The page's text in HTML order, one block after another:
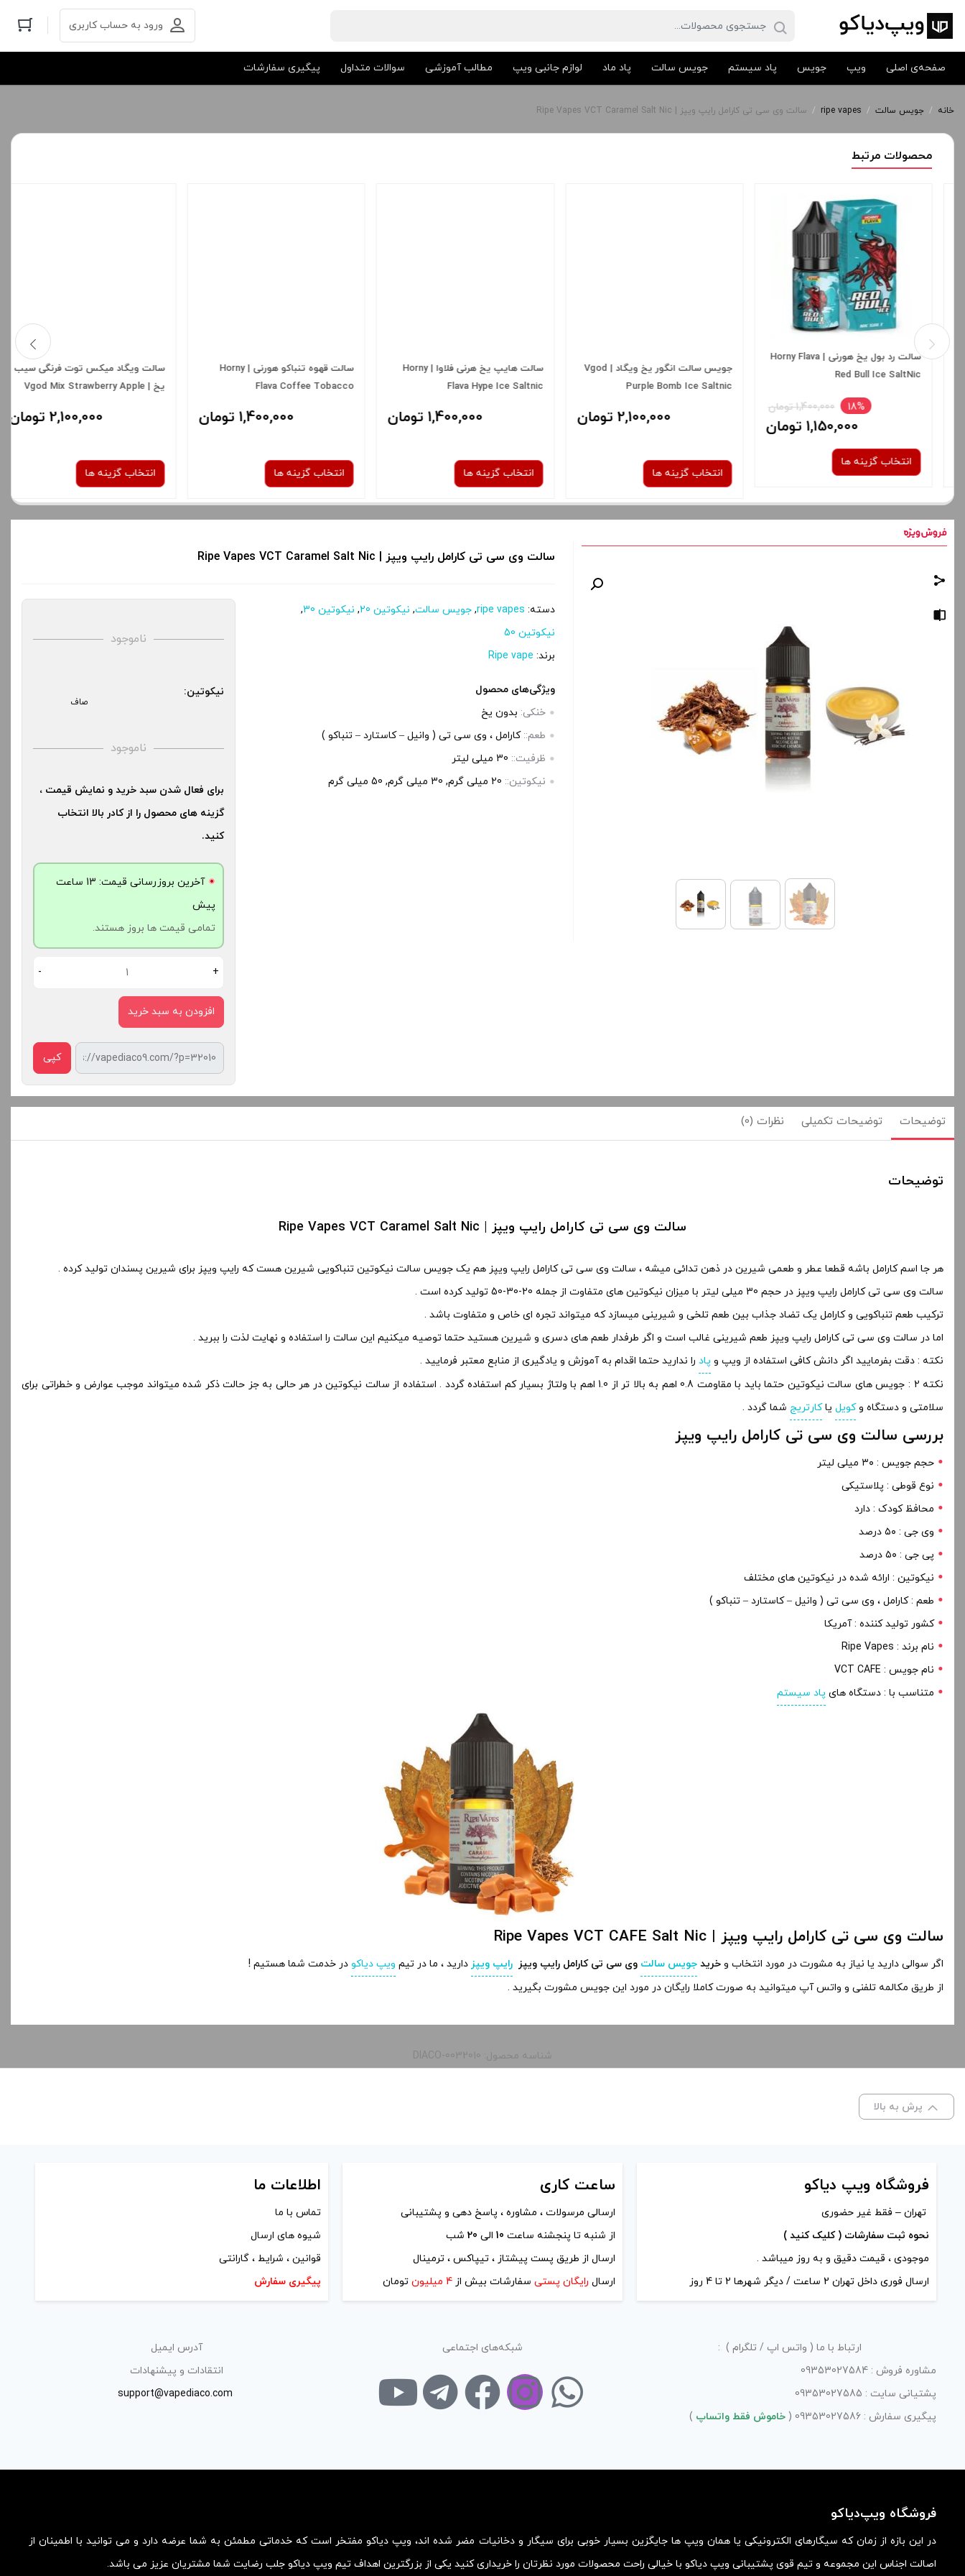
ورود به حساب کاربری
صفحه‌ی اصلی ویپ جویس پاد سیستم جویس سالت پاد ماد لوازم جانبی ویپ مطالب آموزشی سوالات متداول پیگیری سفارشات
خانه / جویس سالت /
ripe vapes
/ سالت وی سی تی کارامل رایپ ویپز | Ripe Vapes VCT Caramel Salt Nic
محصولات مرتبط
جویس سالت انگور یخ ویگاد | Vgod
Purple Bomb Ice Saltnic
2,100,000 تومان
انتخاب گزینه ها
نیکوتین:
50 میلی گرم
قیمت ، گزینه های محصول را از کادر
آخرین بروزرسانی قیمت: 20
ساعت پیش
تمامی قیمت ها بروز هستند.
-
ی
Flava Hype Ice Saltnic
انتخاب گزینه ها
نیکوتین:
30 میلی گرم
50 میلی گرم
ساعت پیش
تمامی قیمت ها بروز هستند.
Flava Coffee Tobacco
انتخاب گزینه ها
نیکوتین:
برای فعال شدن سبد خرید و نمایش
قیمت ، گزینه های محصول را از کادر
بالا انتخاب کنید.
ساعت پیش
تمامی قیمت ها بروز هستند.
- +
یخ | Vgod Mix Strawberry Apple
Ice Saltnic
انتخاب گزینه ها
نیکوتین:
برای فعال شدن سبد خرید و نمایش
تمامی قیمت ها بروز هستند.
+
کپ
سالت نوشابه فانتا هرنی فلاوا | horny
Flava Panta Ice Salt Nic
1,400,000 تومان
انتخاب گزینه ها
قیمت ، گزینه های محصول را از کادر
تمامی قیمت ها بروز هستند.
+
سالت وی سی تی کارامل رایپ ویپز | Ripe Vapes VCT Caramel Salt Nic
دسته: ripe vapes
,جویس سالت, نیکوتین 20 , نیکوتین 30
,
نیکوتین 50
برند: Ripe vape
ویژگی‌های محصول
خنکی: بدون یخ
طعم::کارامل ، وی سی تی ( وانیل – کاستارد – تنباکو )
ظرفیت:: 30 میلی‌ لیتر
نیکوتین:: 20 میلی گرم, 30 میلی گرم, 50 میلی گرم
ناموجود
نیکوتین:
صاف
ناموجود
برای فعال شدن سبد خرید و نمایش قیمت ،
گزینه های محصول را از کادر بالا انتخاب
کنید.
آخرین بروزرسانی قیمت: 13 ساعت
پیش
تمامی قیمت ها بروز هستند.
- +
افزودن به سبد خرید
کپی
توضیحات توضیحات تکمیلی نظرات (0)
توضیحات
سالت وی سی تی کارامل رایپ ویپز | Ripe Vapes VCT Caramel Salt Nic
هر جا اسم کارامل باشه قطعا عطر و طعمی شیرین در ذهن تدائی میشه ، سالت وی سی تی کارامل رایپ ویپز هم یک جویس سالت نیکوتین تنباکویی شیرین هست که رایپ ویپز برای شیرین پسندان تولید کرده .
سالت وی سی تی کارامل رایپ ویپز در حجم 30 میلی لیتر با میزان نیکوتین های متفاوت از جمله 20-30-50 تولید کرده است .
ترکیب طعم تنباکویی و کارامل یک تضاد جذاب بین طعم تلخی و شیرینی میسازد که میتواند تجره ای خاص و متفاوت باشد .
اما در سالت وی سی تی کارامل رایپ ویپز طعم شیرینی غالب است و اگر طرفدار طعم های دسری و شیرین هستید حتما توصیه میکنیم این سالت را استفاده و نهایت لذت را ببرید .
نکته : دقت بفرمایید اگر دانش کافی استفاده از ویپ و پاد را ندارید حتما اقدام به آموزش و یادگیری از منابع معتبر فرمایید .
نکته 2 : جویس های سالت نیکوتین حتما باید با مقاومت 0.8 اهم به بالا تر از 1.0 اهم با ولتاژ بسیار کم استفاده گردد . استفاده از سالت نیکوتین در هر حالی به جز حالت ذکر شده میتواند موجب عوارض و خطراتی برای
سلامتی و دستگاه وکویل یاکارتریج شما گردد .
بررسی سالت وی سی تی کارامل رایپ ویپز
حجم جویس : ۳۰ میلی لیتر
نوع قوطی : پلاستیکی
محافظ کودک : دارد
وی جی : ۵۰ درصد
پی جی : ۵۰ درصد
نیکوتین : ارائه شده در نیکوتین های مختلف
طعم : کارامل ، وی سی تی ( وانیل – کاستارد – تنباکو )
کشور تولید کننده : آمریکا
نام برند : Ripe Vapes
نام جویس : VCT CAFE
متناسب با : دستگاه های پاد سیستم
سالت وی سی تی کارامل رایپ ویپز | Ripe Vapes VCT CAFE Salt Nic
اگر سوالی دارید یا نیاز به مشورت در مورد انتخاب و خرید جویس سالت وی سی تی کارامل رایپ ویپز رایپ ویپز دارید ، ما در تیم ویپ دیاکو در خدمت شما هستیم !
از طریق مکالمه تلفنی و واتس آپ میتوانید به صورت کاملا رایگان در مورد این جویس مشورت بگیرید .
شناسه محصول: DIACO-0032010
پرش به بالا
فروشگاه ویپ دیاکو
تهران – فقط غیر حضوری
نحوه ثبت سفارشات ( کلیک کنید )
موجودی ، قیمت دقیق و به روز میباشد .
ارسال فوری داخل تهران 2 ساعت / دیگر شهرها 2 تا 4 روز
ساعت کاری
ارسالی مرسولات ، مشاوره ، پاسخ دهی و پشتیبانی
از شنبه تا پنجشنه ساعت 10الی 20شب
ارسال از طریق پست پیشتاز ، تیپاکس ، ترمینال
ارسال رایگان پستی سفارشات بیش از 4 میلیون تومان
اطلاعات ما
تماس با ما
شیوه های ارسال
قوانین ، شرایط ، گارانتی
پیگیری سفارش
ارتباط با ما ( واتس اپ / تلگرام ) :
مشاوره فروش : 09353027584
پشتیانی سایت : 09353027585
پیگیری سفارش : 09353027586 (
خاموش فقط واتساپ )
شبکه‌های اجتماعی
آدرس ایمیل
انتقادات و پیشنهادات
support@vapediaco.com
فروشگاه ویپ‌دیاکو
در این بازه از زمان که سیگارهای الکترونیکی یا همان ویپ ها جایگزین بسیار خوبی برای سیگار و دخانیات مضر شده اند، ویپ دیاکو مفتخر است که خدماتی مطمئن به شما عرضه دارد و می توانید با اطمینان از
اصالت اجناس این مجموعه و تیم قوی پشتیبانی ویپ دیاکو با خیالی راحت محصولات مورد نظرتان را خریداری کنید یکی از بزرگترین اهداف تیم ویپ دیاکو جلب رضایت شما مشتریان عزیز می باشد.